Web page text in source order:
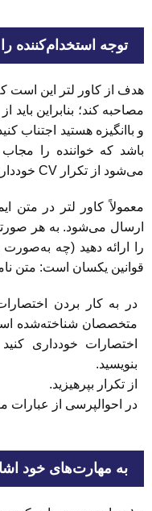
توجه استخدام‌کننده
هدف از کاور لتر این است
مصاحبه کند؛ بنابراین
و باانگیزه هستید اجتناب
باشد که خواننده را مجاب
می‌شود از تکرار CV خودداری کنید.
ارسال می‌شود. به هر
را ارائه دهید (چه
قوانین یکسان است: متن
در به کار بردن
متخصصان شناخته‌شده
اختصارات خودداری
بنویسید.
از تکرار بپرهیزید.
در احوالپرسی از عبارات
به مهارت‌های خود